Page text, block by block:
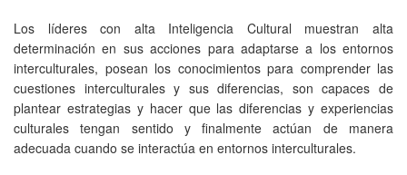
Los líderes con alta Inteligencia Cultural muestran alta
determinación en sus acciones para adaptarse a los entornos
interculturales, posean los conocimientos para comprender las
cuestiones interculturales y sus diferencias, son capaces de
plantear estrategias y hacer que las diferencias y experiencias
culturales tengan sentido y finalmente actúan de manera
adecuada cuando se interactúa en entornos interculturales.